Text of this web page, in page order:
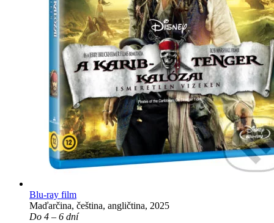
Blu-ray film
Maďarčina, čeština, angličtina, 2025
Do 4 – 6 dní